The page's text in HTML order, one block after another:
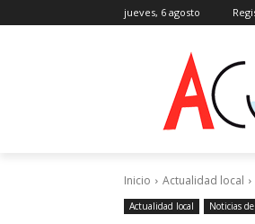
jueves, 6 agosto
Inicio Actualidad local
Actualidad local Noticias